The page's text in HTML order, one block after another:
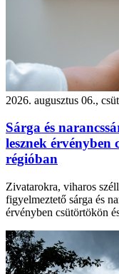
2026. augusztus 06.,
Sárga és
lesznek érvényben
régióban
Zivatarokra, viharos
figyelmeztető sárga és
érvényben csütörtökön